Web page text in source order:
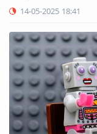
14-05-2025 18:41